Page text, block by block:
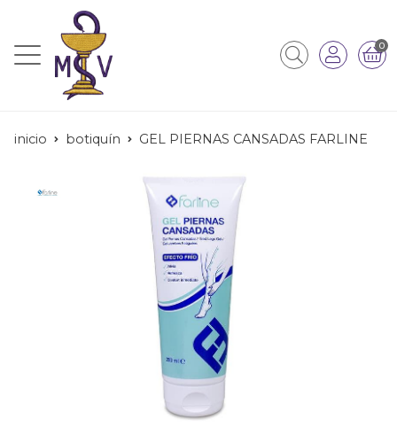
0
inicio botiquín GEL PIERNAS CANSADAS FARLINE